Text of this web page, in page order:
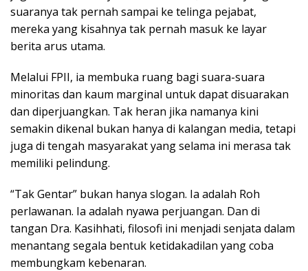
suaranya tak pernah sampai ke telinga pejabat,
mereka yang kisahnya tak pernah masuk ke layar
berita arus utama.
Melalui FPII, ia membuka ruang bagi suara-suara
minoritas dan kaum marginal untuk dapat disuarakan
dan diperjuangkan. Tak heran jika namanya kini
semakin dikenal bukan hanya di kalangan media, tetapi
juga di tengah masyarakat yang selama ini merasa tak
memiliki pelindung.
“Tak Gentar” bukan hanya slogan. Ia adalah Roh
perlawanan. Ia adalah nyawa perjuangan. Dan di
tangan Dra. Kasihhati, filosofi ini menjadi senjata dalam
menantang segala bentuk ketidakadilan yang coba
membungkam kebenaran.